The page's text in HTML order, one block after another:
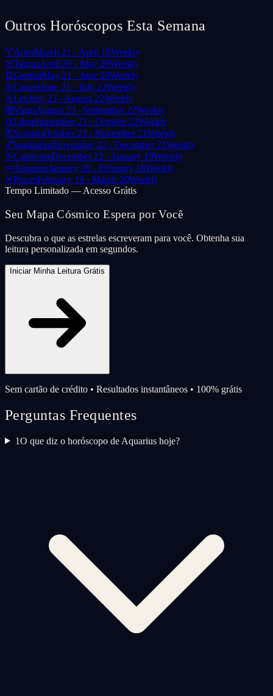
Outros Horóscopos Esta Semana
♈AriesMarch 21 - April 19Weekly
♉TaurusApril 20 - May 20Weekly
♊GeminiMay 21 - June 20Weekly
♋CancerJune 21 - July 22Weekly
♌LeoJuly 23 - August 22Weekly
♍VirgoAugust 23 - September 22Weekly
♎LibraSeptember 23 - October 22Weekly
♏ ScorpioOctober 23 - November 21Weekly
♐SagittariusNovember 22 - December 21Weekly
♑CapricornDecember 22 - January 19Weekly
♒AquariusJanuary 20 - February 18Weekly
♓PiscesFebruary 19 - March 20Weekly
Tempo Limitado — Acesso Grátis
Seu Mapa Cósmico Espera por Você
Descubra o que as estrelas escreveram para você. Obtenha sua
leitura personalizada em segundos.
Iniciar Minha Leitura Grátis
Sem cartão de crédito • Resultados instantâneos • 100% grátis
Perguntas Frequentes
1O que diz o horóscopo de Aquarius hoje?